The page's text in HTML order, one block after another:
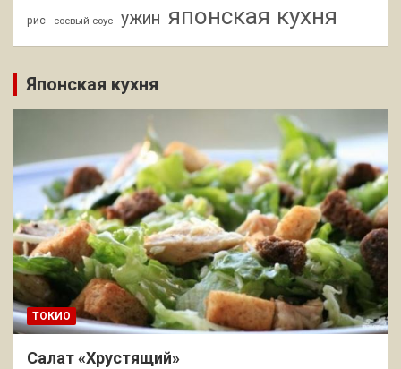
рис соевый соус ужин японская кухня
Японская кухня
ТОКИО
Салат «Хрустящий»